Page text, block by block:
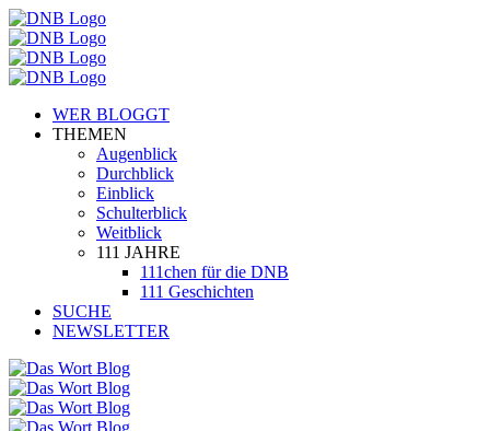
WER BLOGGT
THEMEN
Augenblick
Durchblick
Einblick
Schulterblick
Weitblick
111 JAHRE
111chen für die DNB
111 Geschichten
SUCHE
NEWSLETTER